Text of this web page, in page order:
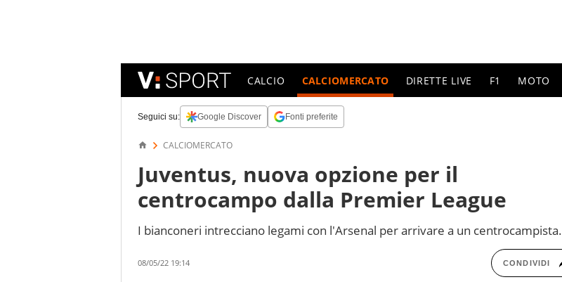
CALCIO CALCIOMERCATO DIRETTE LIVE F1 MOTO
Seguici su: Google Discover Fonti preferite
CALCIOMERCATO
Juventus, nuova opzione per il
centrocampo dalla Premier League
I bianconeri intrecciano legami con l'Arsenal per arrivare a un centrocampista.
08/05/22 19:14 CONDIVIDI